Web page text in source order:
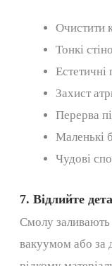
Очистити
Тонкі
Естетичні
Захист
Перерва
Маленькі
Чудові
7. Відлийте
Смолу заливають
вакуумом або за